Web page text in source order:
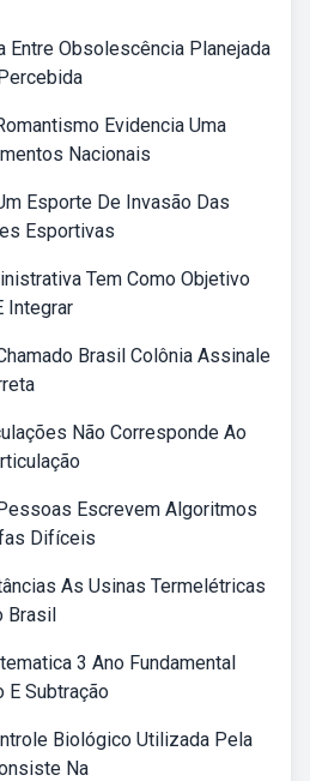
Entre Obsolescência Planejada
Evidencia Uma
Nacionais
Esporte De Invasão Das
Esportivas
Tem Como Objetivo
Integrar
Brasil Colônia Assinale
Não Corresponde Ao
Escrevem Algoritmos
Difíceis
As Usinas Termelétricas
Brasil
3 Ano Fundamental
E Subtração
Biológico Utilizada Pela
Na